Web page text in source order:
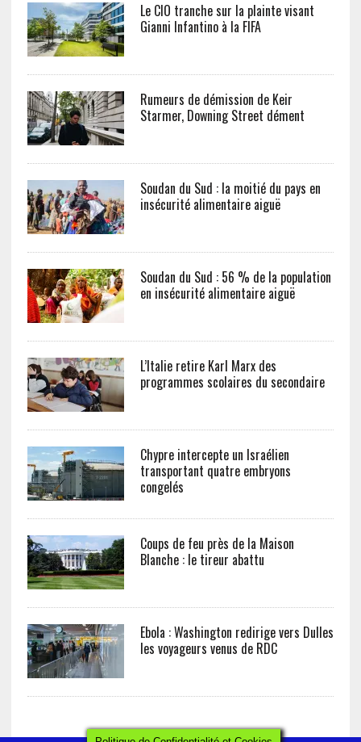
Le CIO tranche sur la plainte visant
Gianni Infantino à la FIFA
Rumeurs de démission de Keir
Starmer, Downing Street dément
Soudan du Sud : la moitié du pays en
insécurité alimentaire aiguë
Soudan du Sud : 56 % de la population
en insécurité alimentaire aiguë
L’Italie retire Karl Marx des
programmes scolaires du secondaire
Chypre intercepte un Israélien
transportant quatre embryons
congelés
Coups de feu près de la Maison
Blanche : le tireur abattu
Ebola : Washington redirige vers Dulles
les voyageurs venus de RDC